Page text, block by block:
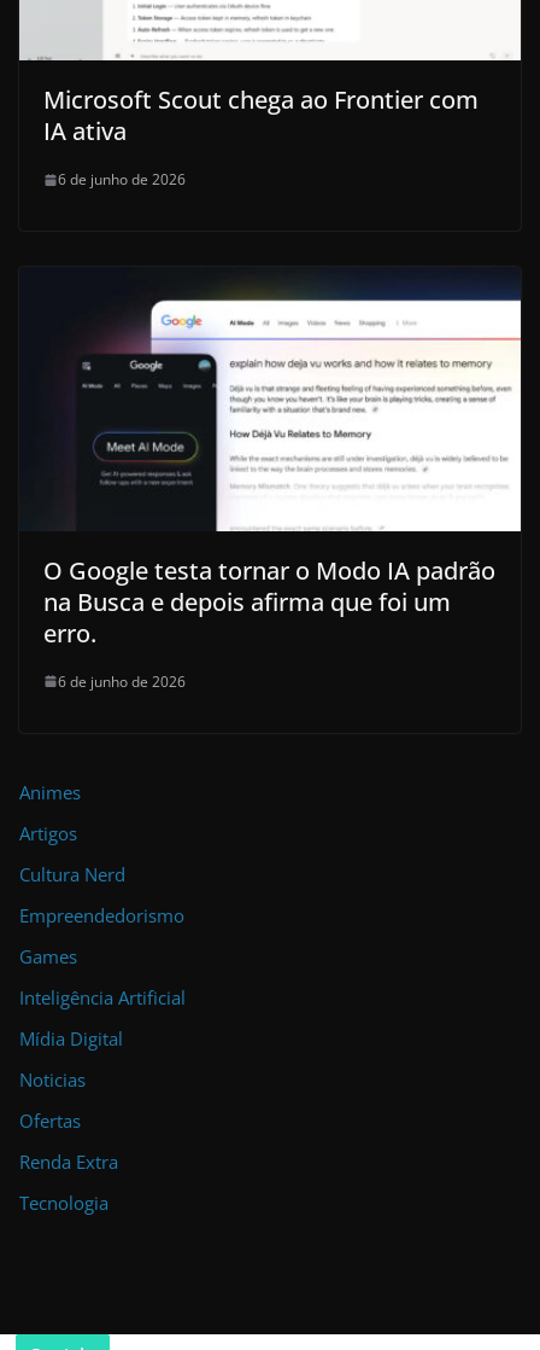
Microsoft Scout chega ao Frontier com
IA ativa
6 de junho de 2026
O Google testa tornar o Modo IA padrão
na Busca e depois afirma que foi um
erro.
6 de junho de 2026
Animes
Artigos
Cultura Nerd
Empreendedorismo
Games
Inteligência Artificial
Mídia Digital
Noticias
Ofertas
Renda Extra
Tecnologia